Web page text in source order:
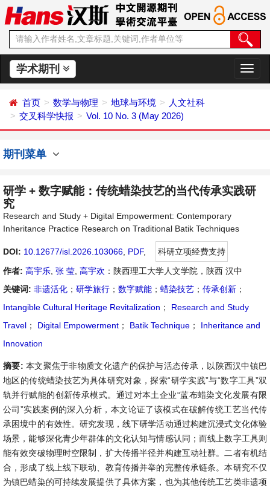
学术期刊
切
换
首页 数学与物理 地球与环境
人文社科
交叉科学快报
Vol. 10 No. 3 (May 2026)
期刊菜单
研学 + 数字赋能：传统蜡染技艺的当代传承实践研
究
Research and Study + Digital Empowerment: Contemporary
Inheritance Practice Research on Traditional Batik Techniques
DOI: 10.12677/isl.2026.103066 PDF,
科研立项经费支持
作者: 高宇乐 张 莹 高宇欢 ：陕西理工大学人文学院，陕西 汉中
关键词: 非遗活化 ； 研学旅行 ； 数字赋能 ； 蜡染技艺 ； 传承创新 ；
Intangible Cultural Heritage Revitalization ；
Research and Study
Travel ； Digital Empowerment ； Batik Technique ；
Inheritance and
Innovation
摘要: 本文聚焦于非物质文化遗产的保护与活态传承，以陕西汉中镇巴
地区的传统蜡染技艺为具体研究对象，探索“研学实践”与“数字工具”双
轨并行赋能的创新传承模式。通过对本土企业“蓝布蜡染文化发展有限
公司”实践案例的深入分析，本文论证了该模式在破解传统工艺当代传
承困境中的有效性。研究发现，线下研学活动通过构建沉浸式文化体验
场景，能够深化青少年群体的文化认知与情感认同；而线上数字工具则
能有效突破物理时空限制，扩大传播半径并构建互动社群。二者有机结
合，形成了线上线下联动、教育传播并举的完整传承链条。本研究不仅
为镇巴蜡染的可持续发展提供了具体方案，也为其他传统工艺类非遗项